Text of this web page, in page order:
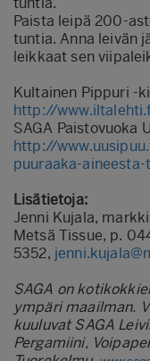
Paista leipä 200-
tuntia. Anna leivän
leikkaat sen
Kultainen Pippuri -
http://
SAGA Paistovuoka
http://
puuraaka-
Lisätietoja:
Jenni Kujala,
Metsä Tissue, p.
5352,
SAGA on
ympäri maailman.
kuuluvat SAGA
Pergamiini,